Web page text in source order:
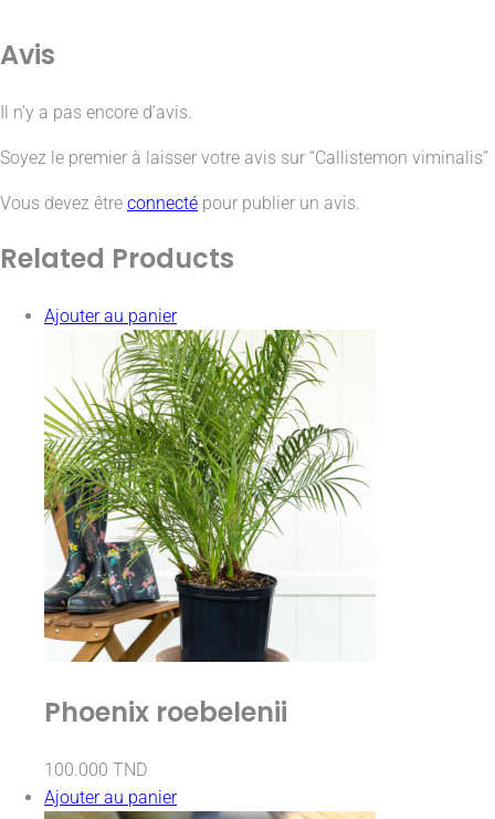
Avis
Il n’y a pas encore d’avis.
Soyez le premier à laisser votre avis sur “Callistemon viminalis”
Vous devez être connecté pour publier un avis.
Related Products
Ajouter au panier
Phoenix roebelenii
100.000 TND
Ajouter au panier